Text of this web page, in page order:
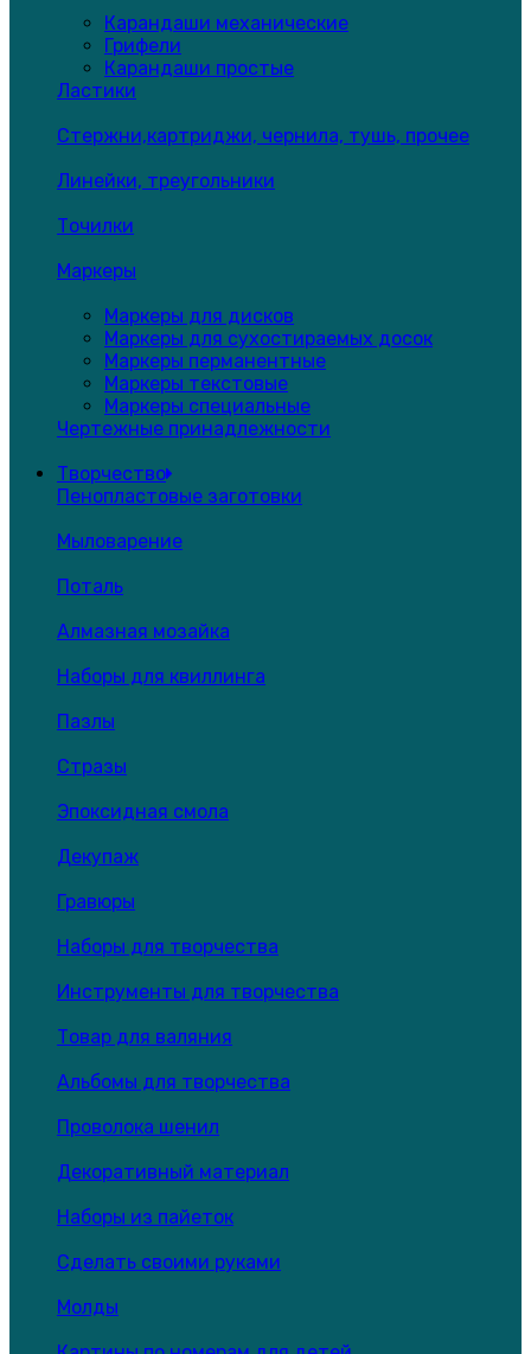
Карандаши механические
Грифели
Карандаши простые
Ластики
Стержни,картриджи, чернила, тушь, прочее
Линейки, треугольники
Точилки
Маркеры
Маркеры для дисков
Маркеры для сухостираемых досок
Маркеры перманентные
Маркеры текстовые
Маркеры специальные
Чертежные принадлежности
Творчество
Пенопластовые заготовки
Мыловарение
Поталь
Алмазная мозайка
Наборы для квиллинга
Пазлы
Стразы
Эпоксидная смола
Декупаж
Гравюры
Наборы для творчества
Инструменты для творчества
Товар для валяния
Альбомы для творчества
Проволока шенил
Декоративный материал
Наборы из пайеток
Сделать своими руками
Молды